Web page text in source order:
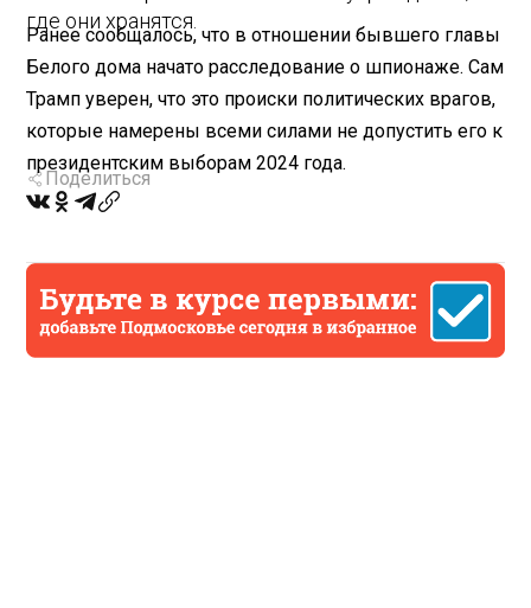
где они хранятся.
Ранее сообщалось, что в отношении бывшего главы
Белого дома начато расследование о шпионаже. Сам
Трамп уверен, что это происки политических врагов,
которые намерены всеми силами не допустить его к
президентским выборам 2024 года.
Поделиться